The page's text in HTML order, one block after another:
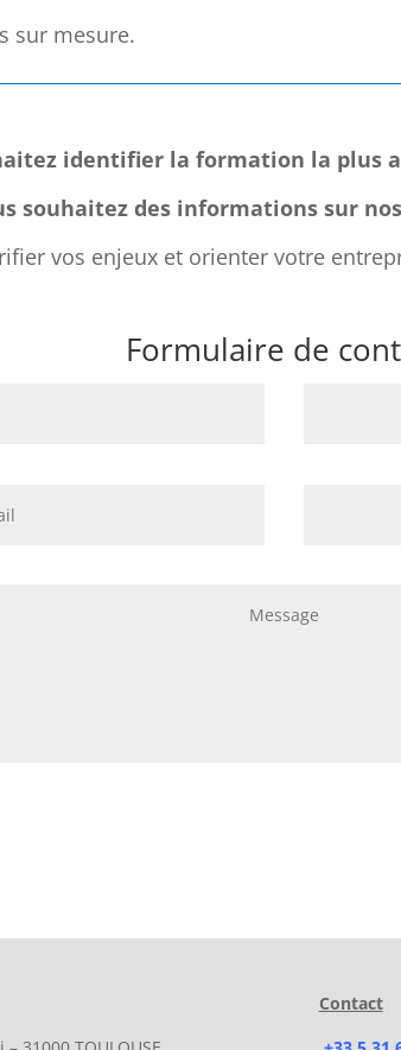
sur mesure.
identifier la formation la plus
souhaitez des informations sur
vos enjeux et orienter votre
Formulaire de
Contact